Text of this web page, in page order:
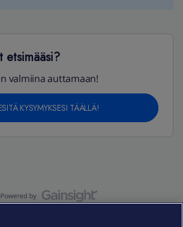
etsimääsi?
valmiina auttamaan!
KYSYMYKSESI TÄÄLLÄ!